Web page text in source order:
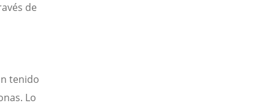
de
tenido
Lo